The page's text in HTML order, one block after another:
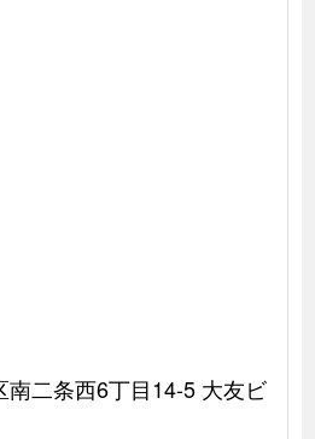
二条西6丁目14-5 大友ビ